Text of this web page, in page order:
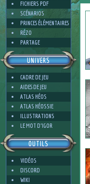
FICHIERS PDF
SCÉNARIOS
PRINCES ÉLÉMENTAIRES
RÉZO
PARTAGE
UNIVERS
CADRE DE JEU
AIDES DE JEU
ATLAS HÉOS
ATLAS HÉOSSIE
ILLUSTRATIONS
LE MOT D'IGOR
OUTILS
VIDÉOS
DISCORD
WIKI